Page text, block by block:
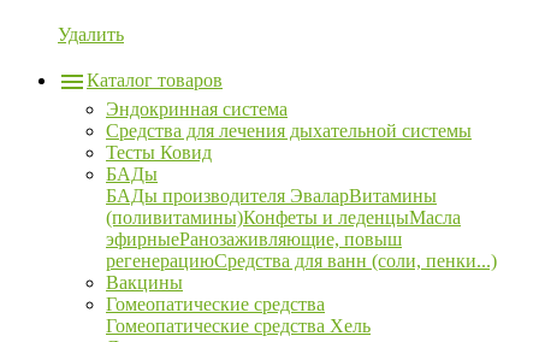
Удалить
Каталог товаров
Эндокринная система
Средства для лечения дыхательной системы
Тесты Ковид
БАДы
БАДы производителя ЭваларВитамины
(поливитамины)Конфеты и леденцыМасла
эфирныеРанозаживляющие, повыш
регенерациюСредства для ванн (соли, пенки...)
Вакцины
Гомеопатические средства
Гомеопатические средства Хель